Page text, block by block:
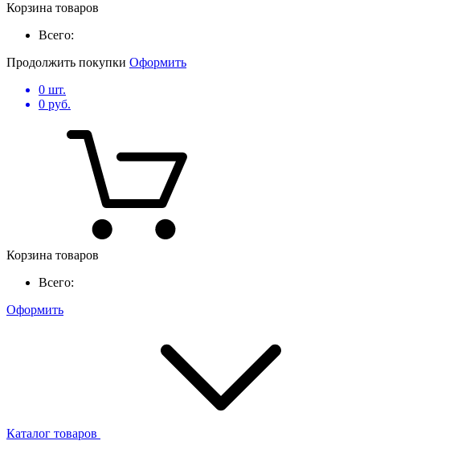
Корзина товаров
Всего:
Продолжить покупки Оформить
0 шт.
0 руб.
Корзина товаров
Всего:
Оформить
Каталог товаров